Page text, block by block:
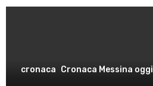
cronaca Cronaca Messina oggi